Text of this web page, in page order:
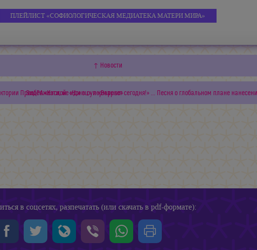
ПЛЕЙЛИСТ «СОФИОЛОГИЧЕСКАЯ МЕДИАТЕКА МАТЕРИ МИРА»
↑ Новости
ПреобРАженской: «Конец» и «Варево»
Видео «Кэти, не иди в супермаркет сегодня!» ... Песня о глобальном плане
в соцсетях, разпечатать (или скачать в pdf-формате):